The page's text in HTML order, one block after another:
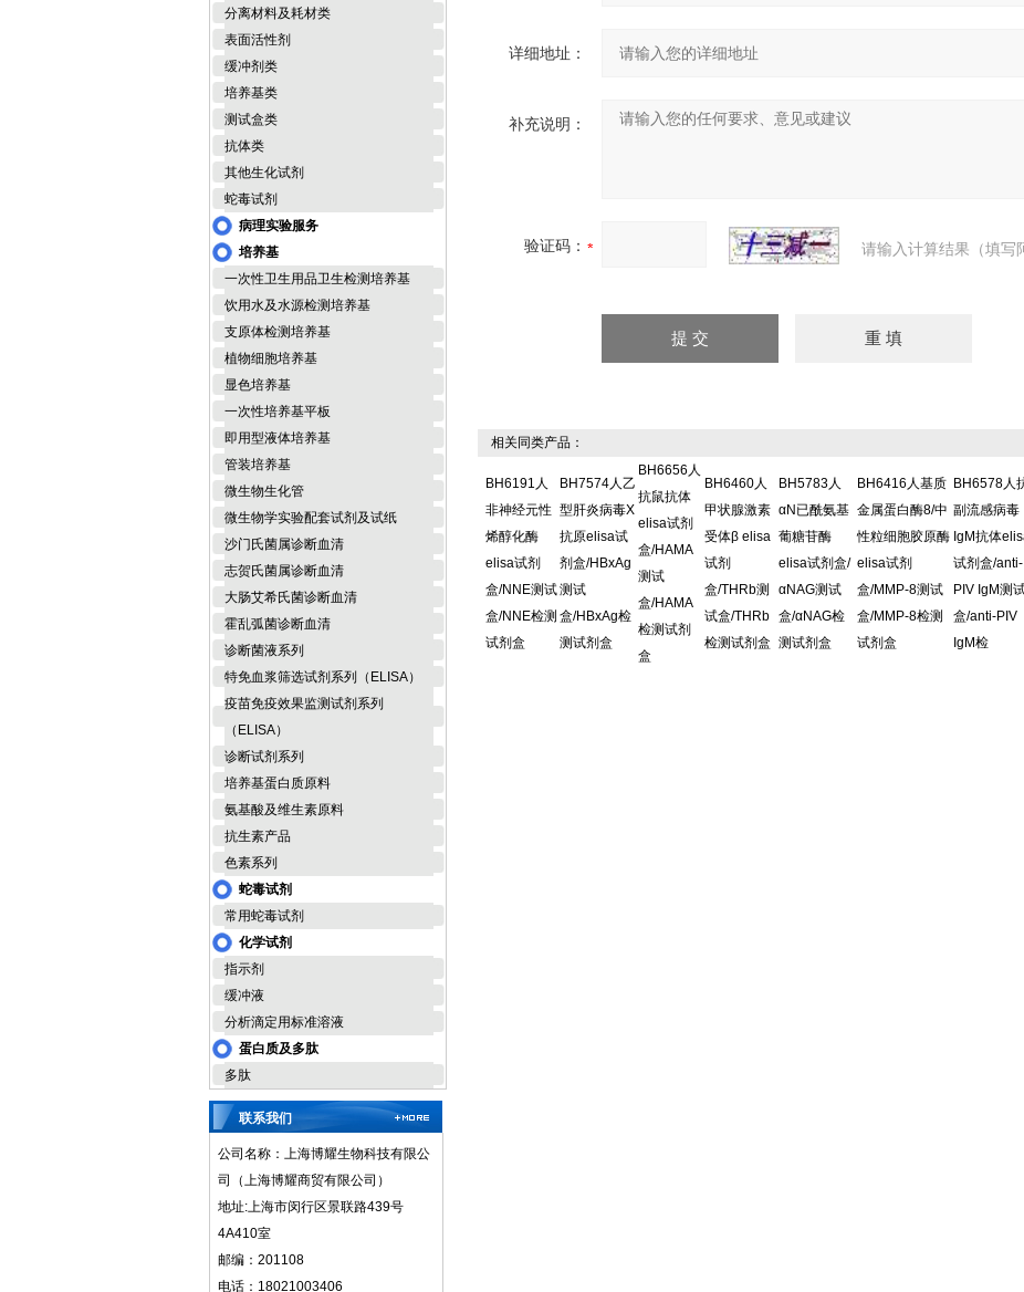
分离材料及耗材类
表面活性剂
缓冲剂类
培养基类
测试盒类
抗体类
其他生化试剂
蛇毒试剂
病理实验服务
培养基
一次性卫生用品卫生检测培养基
饮用水及水源检测培养基
支原体检测培养基
植物细胞培养基
显色培养基
一次性培养基平板
即用型液体培养基
管装培养基
微生物生化管
微生物学实验配套试剂及试纸
沙门氏菌属诊断血清
志贺氏菌属诊断血清
大肠艾希氏菌诊断血清
霍乱弧菌诊断血清
诊断菌液系列
特免血浆筛选试剂系列（ELISA）
疫苗免疫效果监测试剂系列
（ELISA）
诊断试剂系列
培养基蛋白质原料
氨基酸及维生素原料
抗生素产品
色素系列
蛇毒试剂
常用蛇毒试剂
化学试剂
指示剂
缓冲液
分析滴定用标准溶液
蛋白质及多肽
多肽
联系我们
公司名称：上海博耀生物科技有限公
司（上海博耀商贸有限公司）
地址:上海市闵行区景联路439号
4A410室
邮编：201108
电话：18021003406
详细地址：
补充说明：
验证码： 请输入计算结果（填写
相关同类产品：
BH6191人
非神经元性
烯醇化酶
elisa试剂
盒/NNE测试
盒/NNE检测
试剂盒
BH7574人乙
型肝炎病毒X
抗原elisa试
剂盒/HBxAg
测试
盒/HBxAg检
测试剂盒
BH6656人
抗鼠抗体
elisa试剂
盒/HAMA
测试
盒/HAMA
检测试剂
盒
BH6460人
甲状腺激素
受体β elisa
试剂
盒/THRb测
试盒/THRb
检测试剂盒
BH5783人
αN已酰氨基
葡糖苷酶
elisa试剂盒/
αNAG测试
盒/αNAG检
测试剂盒
BH6416人基质
金属蛋白酶8/中
性粒细胞胶原酶
elisa试剂
盒/MMP-8测试
盒/MMP-8检测
试剂盒
BH6578人
副流感病毒
IgM抗体
试剂盒/anti-
PIV IgM测
盒/anti-PIV
IgM检